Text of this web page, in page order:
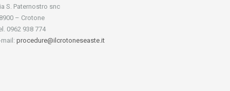
S. Paternostro snc
– Crotone
0962 938 774
mail: procedure@ilcrotoneseaste.it